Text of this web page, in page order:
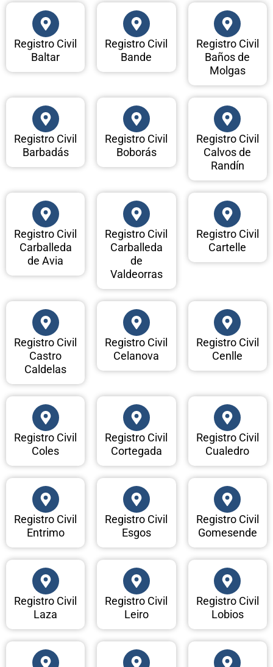
Registro Civil
Baltar
Registro Civil
Bande
Registro Civil
Baños de
Molgas
Registro Civil
Barbadás
Registro Civil
Boborás
Registro Civil
Calvos de
Randín
Registro Civil
Carballeda
de Avia
Registro Civil
Carballeda
de
Valdeorras
Registro Civil
Cartelle
Registro Civil
Castro
Caldelas
Registro Civil
Celanova
Registro Civil
Cenlle
Registro Civil
Coles
Registro Civil
Cortegada
Registro Civil
Cualedro
Registro Civil
Entrimo
Registro Civil
Esgos
Registro Civil
Gomesende
Registro Civil
Laza
Registro Civil
Leiro
Registro Civil
Lobios